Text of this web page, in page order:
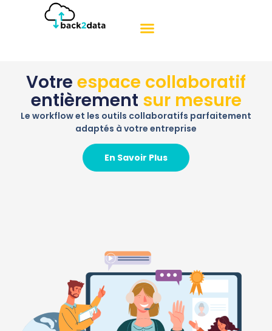
Votre espace collaboratif
entièrement sur mesure
Le workflow et les outils collaboratifs parfaitement
adaptés à votre entreprise
En Savoir Plus